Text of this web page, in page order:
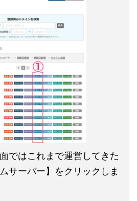
ではこれまで運営してきた
サーバー】をクリックしま